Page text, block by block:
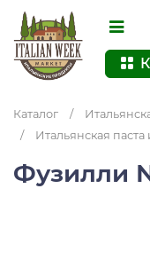
Каталог /
/
Итальянская
Фузилли